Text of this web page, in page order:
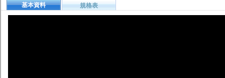
基本資料 規格表